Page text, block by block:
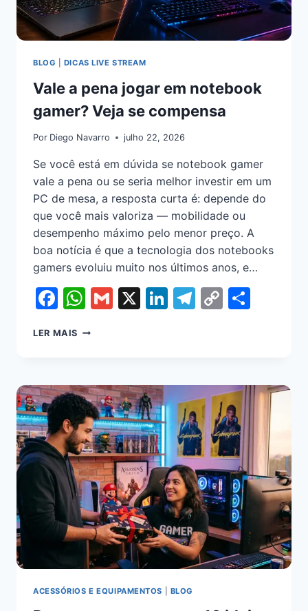
BLOG DICAS LIVE STREAM
Vale a pena jogar em notebook
gamer? Veja se compensa
Por Diego Navarro julho 22, 2026
Se você está em dúvida se notebook gamer
vale a pena ou se seria melhor investir em um
PC de mesa, a resposta curta é: depende do
que você mais valoriza — mobilidade ou
desempenho máximo pelo menor preço. A
boa notícia é que a tecnologia dos notebooks
gamers evoluiu muito nos últimos anos, e…
Facebook
WhatsApp
Gmail
X LinkedIn
Telegram
Copy
LER MAIS
ACESSÓRIOS E EQUIPAMENTOS BLOG